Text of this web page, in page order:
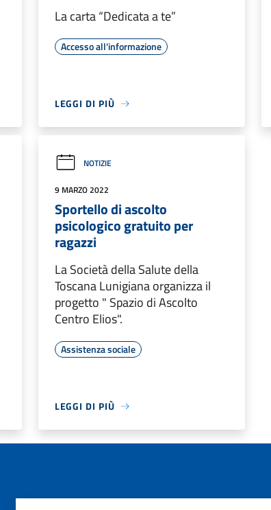
La carta “Dedicata a te”
Accesso all'informazione
LEGGI DI PIÙ
NOTIZIE
9 MARZO 2022
Sportello di ascolto
psicologico gratuito per
ragazzi
La Società della Salute della
Toscana Lunigiana organizza il
progetto " Spazio di Ascolto
Centro Elios".
Assistenza sociale
LEGGI DI PIÙ